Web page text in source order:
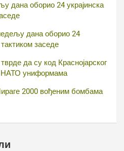
дана оборио 24 украјинска
дана оборио 24
заседе
да су код Краснојарског
НАТО униформама
2000 вођеним бомбама